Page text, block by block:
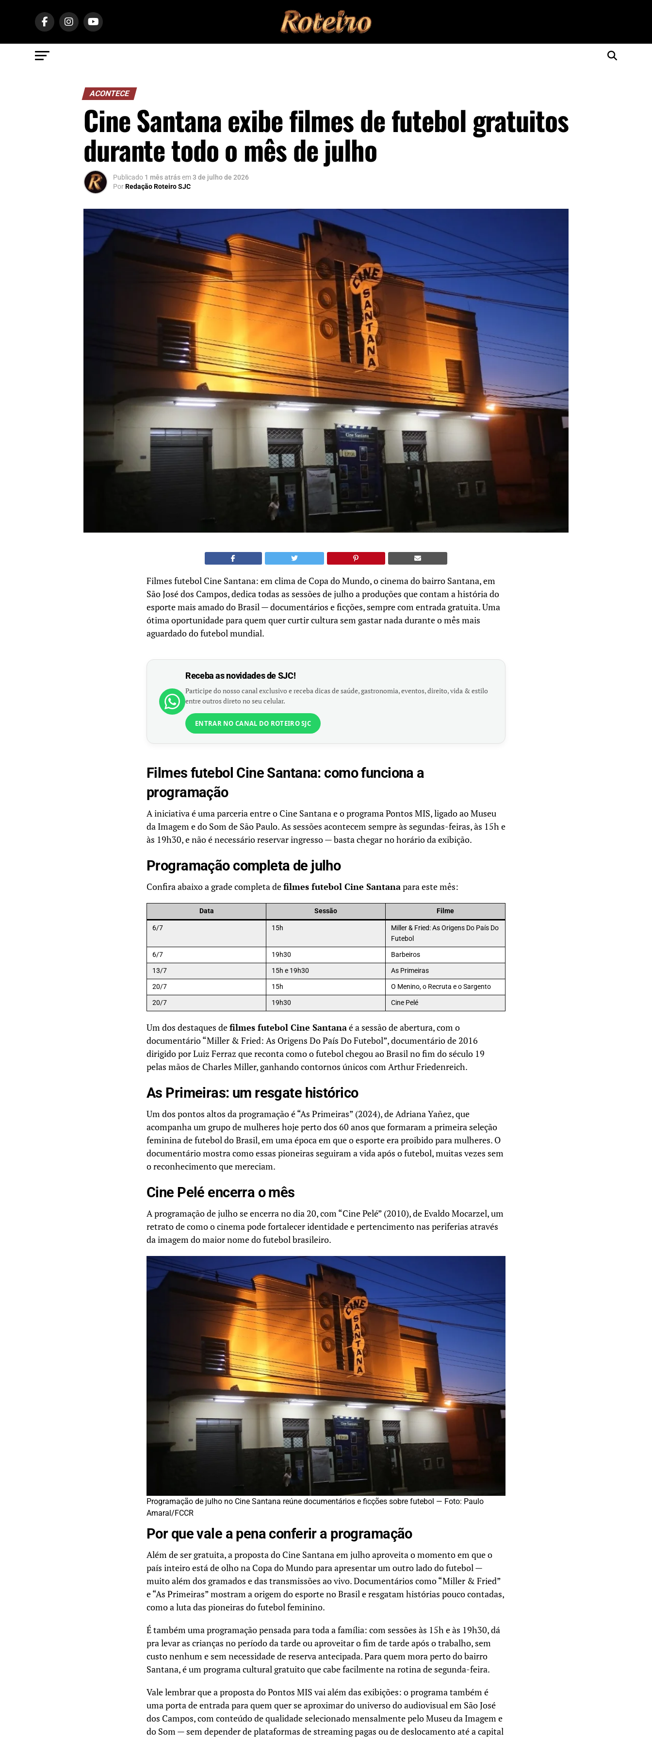
ACONTECE
Cine Santana exibe filmes de futebol gratuitos
durante todo o mês de julho
Publicado 1 mês atrásem3 de julho de 2026
PorRedação Roteiro SJC
Filmes futebol Cine Santana: em clima de Copa do Mundo, o cinema do bairro Santana, em
São José dos Campos, dedica todas as sessões de julho a produções que contam a história do
esporte mais amado do Brasil — documentários e ficções, sempre com entrada gratuita. Uma
ótima oportunidade para quem quer curtir cultura sem gastar nada durante o mês mais
aguardado do futebol mundial.
Receba as novidades de SJC!
Participe do nosso canal exclusivo e receba dicas de saúde, gastronomia, eventos, direito, vida & estilo
entre outros direto no seu celular.
ENTRAR NO CANAL DO ROTEIRO SJC
Filmes futebol Cine Santana: como funciona a
programação
A iniciativa é uma parceria entre o Cine Santana e o programa Pontos MIS, ligado ao Museu
da Imagem e do Som de São Paulo. As sessões acontecem sempre às segundas-feiras, às 15h e
às 19h30, e não é necessário reservar ingresso — basta chegar no horário da exibição.
Programação completa de julho
Confira abaixo a grade completa defilmes futebol Cine Santanapara este mês:
Data Sessão Filme
6/7 15h
Miller & Fried: As Origens Do País Do
Futebol
6/7
19h30
Barbeiros
13/7
15h e 19h30
As Primeiras
20/7
15h
O Menino, o Recruta e o Sargento
20/7
19h30 Cine Pelé
Um dos destaques defilmes futebol Cine Santanaé a sessão de abertura, com o
documentário “Miller & Fried: As Origens Do País Do Futebol”, documentário de 2016
dirigido por Luiz Ferraz que reconta como o futebol chegou ao Brasil no fim do século 19
pelas mãos de Charles Miller, ganhando contornos únicos com Arthur Friedenreich.
As Primeiras: um resgate histórico
Um dos pontos altos da programação é “As Primeiras” (2024), de Adriana Yañez, que
acompanha um grupo de mulheres hoje perto dos 60 anos que formaram a primeira seleção
feminina de futebol do Brasil, em uma época em que o esporte era proibido para mulheres. O
documentário mostra como essas pioneiras seguiram a vida após o futebol, muitas vezes sem
o reconhecimento que mereciam.
Cine Pelé encerra o mês
A programação de julho se encerra no dia 20, com “Cine Pelé” (2010), de Evaldo Mocarzel, um
retrato de como o cinema pode fortalecer identidade e pertencimento nas periferias através
da imagem do maior nome do futebol brasileiro.
Programação de julho no Cine Santana reúne documentários e ficções sobre futebol — Foto: Paulo
Amaral/FCCR
Por que vale a pena conferir a programação
Além de ser gratuita, a proposta do Cine Santana em julho aproveita o momento em que o
país inteiro está de olho na Copa do Mundo para apresentar um outro lado do futebol —
muito além dos gramados e das transmissões ao vivo. Documentários como “Miller & Fried”
e “As Primeiras” mostram a origem do esporte no Brasil e resgatam histórias pouco contadas,
como a luta das pioneiras do futebol feminino.
É também uma programação pensada para toda a família: com sessões às 15h e às 19h30, dá
pra levar as crianças no período da tarde ou aproveitar o fim de tarde após o trabalho, sem
custo nenhum e sem necessidade de reserva antecipada. Para quem mora perto do bairro
Santana, é um programa cultural gratuito que cabe facilmente na rotina de segunda-feira.
Vale lembrar que a proposta do Pontos MIS vai além das exibições: o programa também é
uma porta de entrada para quem quer se aproximar do universo do audiovisual em São José
dos Campos, com conteúdo de qualidade selecionado mensalmente pelo Museu da Imagem e
do Som — sem depender de plataformas de streaming pagas ou de deslocamento até a capital